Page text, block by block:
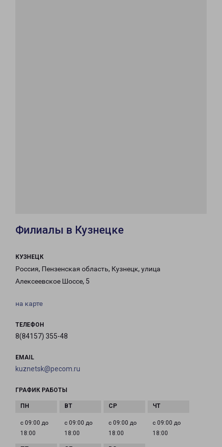
Филиалы в Кузнецке
КУЗНЕЦК
Россия, Пензенская область, Кузнецк, улица
Алексеевское Шоссе, 5
на карте
ТЕЛЕФОН
8(84157) 355-48
EMAIL
kuznetsk@pecom.ru
ГРАФИК РАБОТЫ
с 09:00 до
18:00
с 09:00 до
18:00
с 09:00 до
18:00
с 09:00 до
18:00